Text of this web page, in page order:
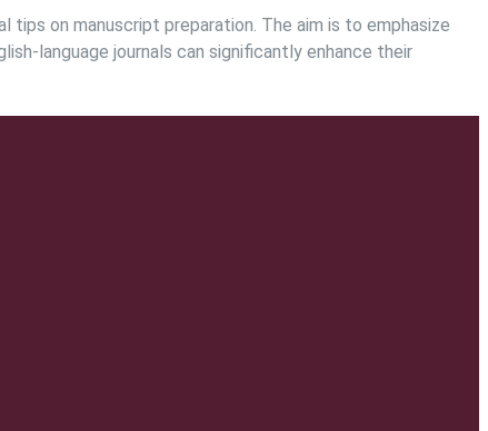
tips on manuscript preparation. The aim is to emphasize
language journals can significantly enhance their